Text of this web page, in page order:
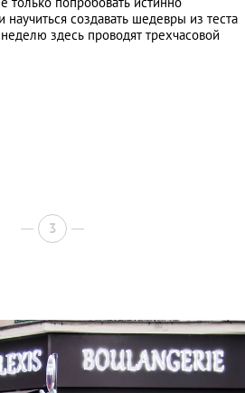
создавать шедевры из теста
здесь проводят трехчасовой
3